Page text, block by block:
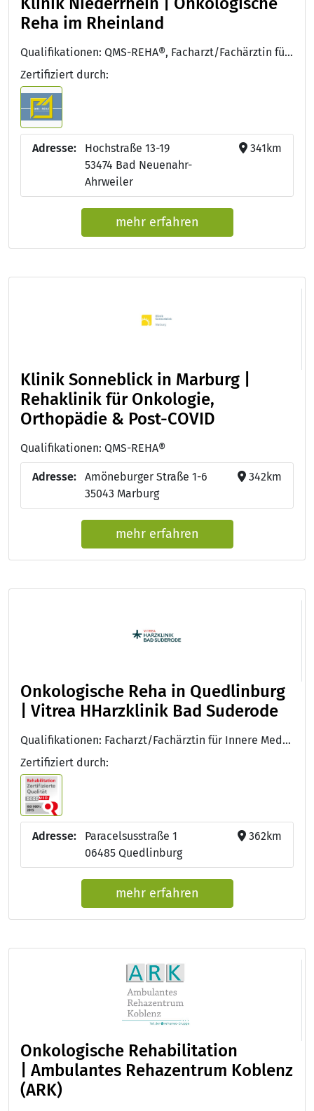
Reha im Rheinland
Qualifikationen: QMS-REHA®, Facharzt/Fachärztin für Innere Medizin und Hämatologie und Onkologie
Zertifiziert durch:
Adresse:
Hochstraße 13-19
53474 Bad Neuenahr-
Ahrweiler
341km
mehr erfahren
Klinik Sonneblick in Marburg |
Rehaklinik für Onkologie,
Orthopädie & Post-COVID
Qualifikationen: QMS-REHA®
Adresse:
Amöneburger Straße 1-6
35043 Marburg
342km
mehr erfahren
Onkologische Reha in Quedlinburg
| Vitrea HHarzklinik Bad Suderode
Qualifikationen: Facharzt/Fachärztin für Innere Medizin und Hämatologie und Onkologie, Approbation als Arzt/Ärztin, DEGEMED
Zertifiziert durch:
Adresse:
Paracelsusstraße 1
06485 Quedlinburg
362km
mehr erfahren
Onkologische Rehabilitation
| Ambulantes Rehazentrum Koblenz
(ARK)